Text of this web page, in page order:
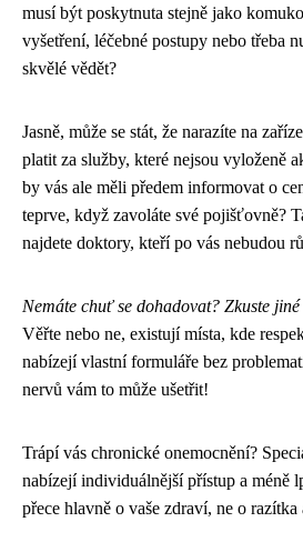
musí být poskytnuta stejně jako
vyšetření, léčebné postupy nebo třeba
skvělé vědět?
Jasně, může se stát, že narazíte na
platit za služby, které nejsou vyloženě
by vás ale měli předem informovat o
teprve, když zavoláte své pojišťovně?
najdete doktory, kteří po vás nebudou
Nemáte chuť se dohadovat? Zkuste
Věřte nebo ne, existují místa, kde
nabízejí vlastní formuláře bez
nervů vám to může ušetřit!
Trápí vás chronické onemocnění?
nabízejí individuálnější přístup a méně
přece hlavně o vaše zdraví, ne o razítka